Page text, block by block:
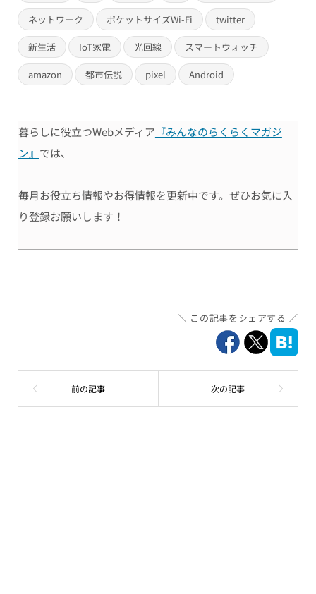
ネットワーク ポケットサイズWi-Fi twitter
新生活 IoT家電 光回線 スマートウォッチ
amazon 都市伝説 pixel Android
暮らしに役立つWebメディア 『みんなのらくらくマガジ
ン』 では、
毎月お役立ち情報やお得情報を更新中です。ぜひお気に入
り登録お願いします！
この記事をシェアする